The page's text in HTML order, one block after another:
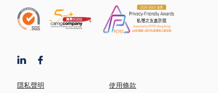
隱私聲明 使用條款